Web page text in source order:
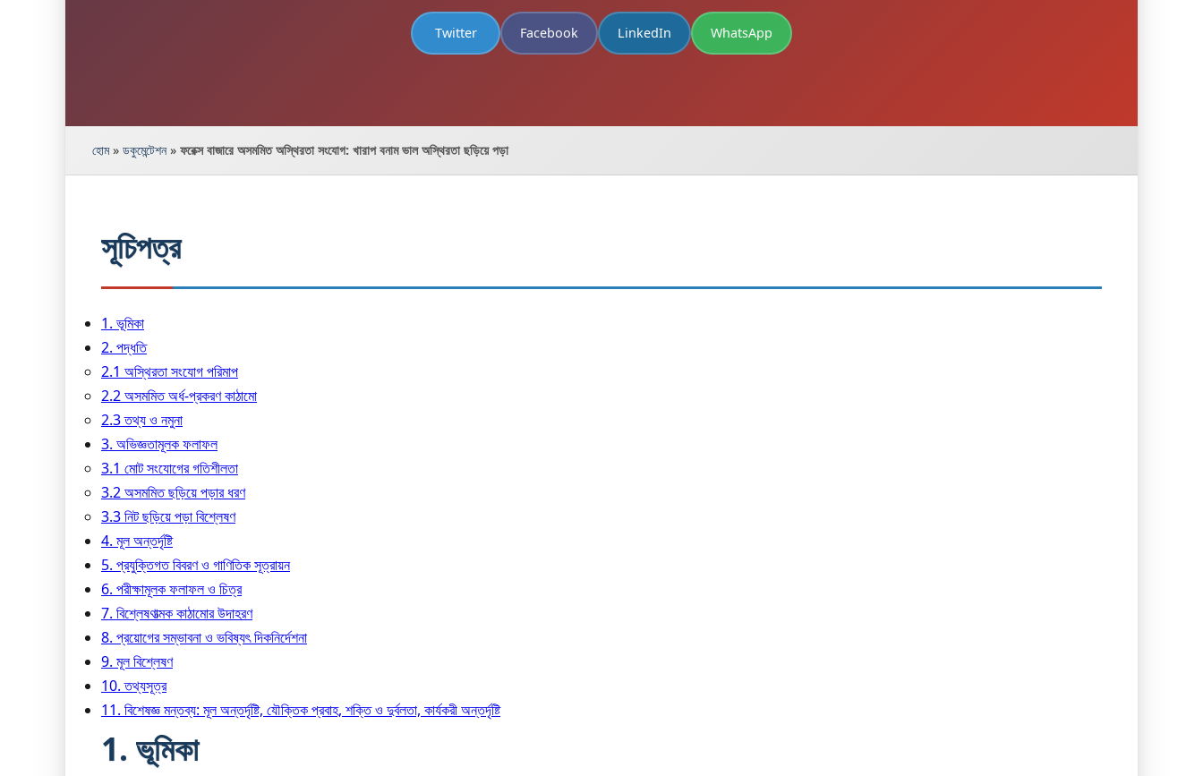
Twitter Facebook LinkedIn WhatsApp
হোম» ডকুমেন্টেশন» ফরেক্স বাজারে অসমমিত অস্থিরতা সংযোগ: খারাপ বনাম ভাল অস্থিরতা ছড়িয়ে পড়া
সূচিপত্র
1. ভূমিকা
2. পদ্ধতি
2.1 অস্থিরতা সংযোগ পরিমাপ
2.2 অসমমিত অর্ধ-প্রকরণ কাঠামো
2.3 তথ্য ও নমুনা
3. অভিজ্ঞতামূলক ফলাফল
3.1 মোট সংযোগের গতিশীলতা
3.2 অসমমিত ছড়িয়ে পড়ার ধরণ
3.3 নিট ছড়িয়ে পড়া বিশ্লেষণ
4. মূল অন্তর্দৃষ্টি
5. প্রযুক্তিগত বিবরণ ও গাণিতিক সূত্রায়ন
6. পরীক্ষামূলক ফলাফল ও চিত্র
7. বিশ্লেষণাত্মক কাঠামোর উদাহরণ
8. প্রয়োগের সম্ভাবনা ও ভবিষ্যৎ দিকনির্দেশনা
9. মূল বিশ্লেষণ
10. তথ্যসূত্র
11. বিশেষজ্ঞ মন্তব্য: মূল অন্তর্দৃষ্টি, যৌক্তিক প্রবাহ, শক্তি ও দুর্বলতা, কার্যকরী অন্তর্দৃষ্টি
1. ভূমিকা